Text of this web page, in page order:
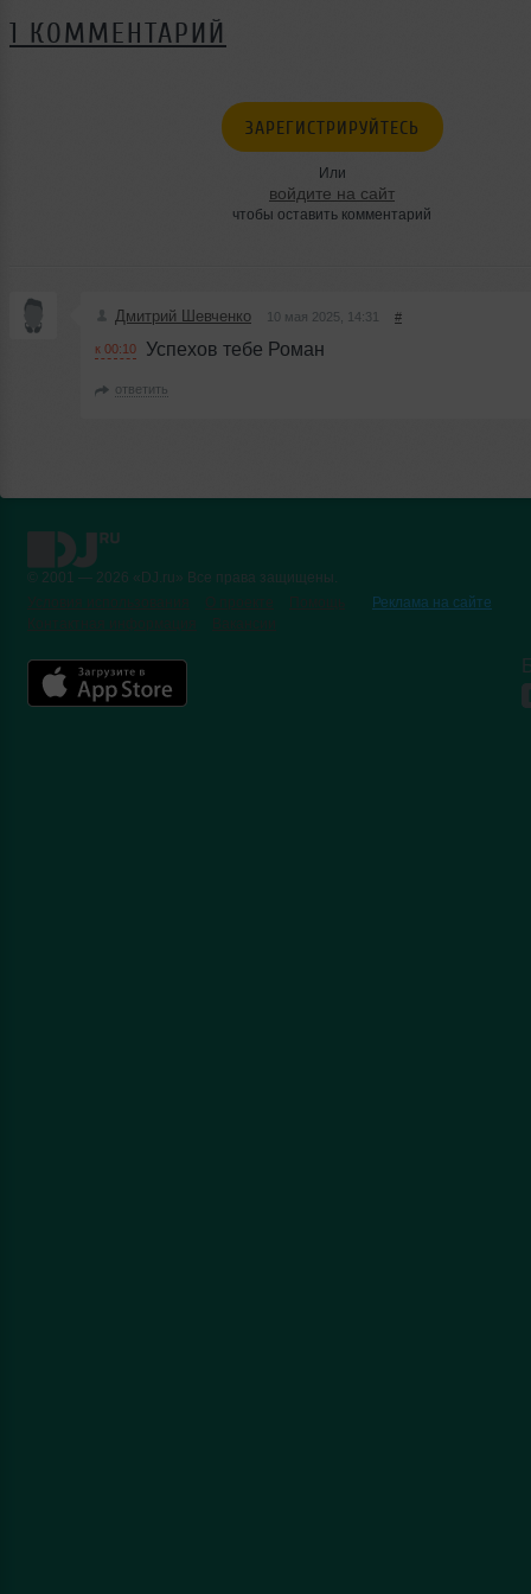
1 КОММЕНТАРИЙ
ЗАРЕГИСТРИРУЙТЕСЬ
Или
войдите на сайт
чтобы оставить комментарий
Дмитрий Шевченко 10 мая 2025, 14:31 #
к 00:10 Успехов тебе Роман
ответить
© 2001 — 2026 «DJ.ru» Все права защищены.
Реклама на сайте